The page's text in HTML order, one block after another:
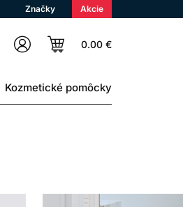
Značky Akcie
0.00 €
Kozmetické pomôcky